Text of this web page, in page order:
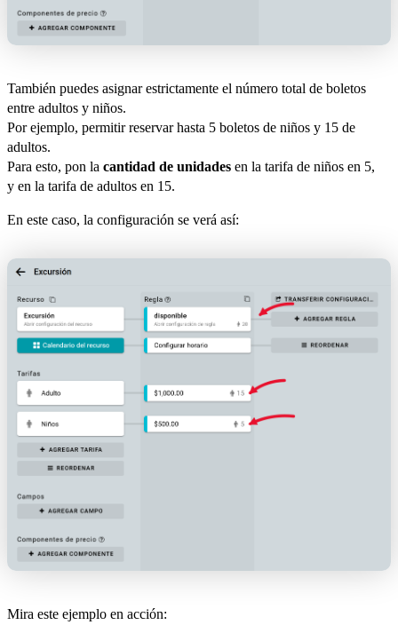
También puedes asignar estrictamente el número total de boletos
entre adultos y niños.
Por ejemplo, permitir reservar hasta 5 boletos de niños y 15 de
adultos.
Para esto, pon la cantidad de unidades en la tarifa de niños en 5,
y en la tarifa de adultos en 15.
En este caso, la configuración se verá así:
Mira este ejemplo en acción: